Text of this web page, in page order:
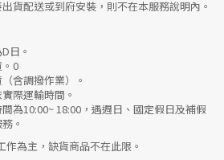
貨配送或到府安裝，則不在本服務說明內。
日。
。0
含調撥作業）。
際運輸時間。
為10:00~ 18:00，遇週日、國定假日及補假
。
主，缺貨商品不在此限。